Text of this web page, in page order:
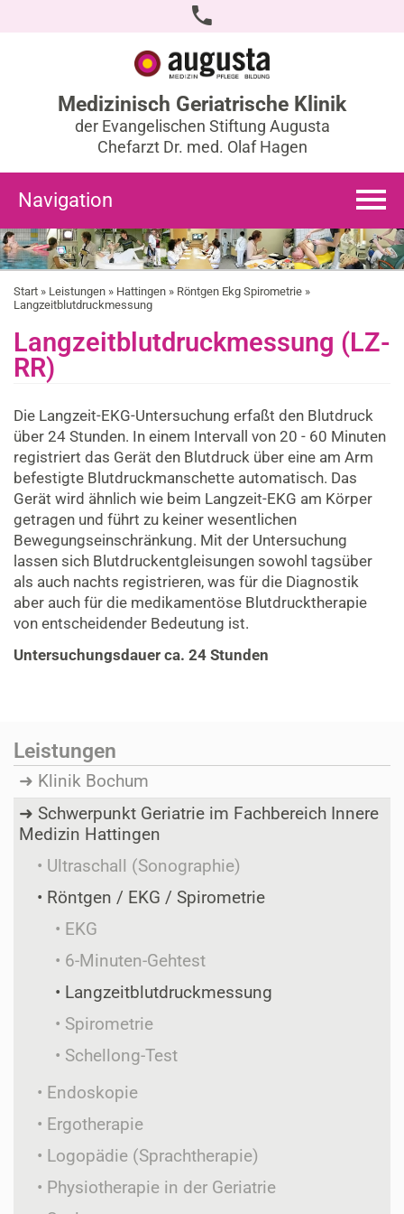
Medizinisch Geriatrische Klinik
der Evangelischen Stiftung Augusta
Chefarzt Dr. med. Olaf Hagen
Navigation
Start » Leistungen » Hattingen » Röntgen Ekg Spirometrie »
Langzeitblutdruckmessung
Langzeitblutdruckmessung (LZ-
RR)
Die Langzeit-EKG-Untersuchung erfaßt den Blutdruck
über 24 Stunden. In einem Intervall von 20 - 60 Minuten
registriert das Gerät den Blutdruck über eine am Arm
befestigte Blutdruckmanschette automatisch. Das
Gerät wird ähnlich wie beim Langzeit-EKG am Körper
getragen und führt zu keiner wesentlichen
Bewegungseinschränkung. Mit der Untersuchung
lassen sich Blutdruckentgleisungen sowohl tagsüber
als auch nachts registrieren, was für die Diagnostik
aber auch für die medikamentöse Blutdrucktherapie
von entscheidender Bedeutung ist.
Untersuchungsdauer ca. 24 Stunden
Leistungen
Klinik Bochum
Schwerpunkt Geriatrie im Fachbereich Innere
Medizin Hattingen
Ultraschall (Sonographie)
Röntgen / EKG / Spirometrie
EKG
6-Minuten-Gehtest
Langzeitblutdruckmessung
Spirometrie
Schellong-Test
Endoskopie
Ergotherapie
Logopädie (Sprachtherapie)
Physiotherapie in der Geriatrie